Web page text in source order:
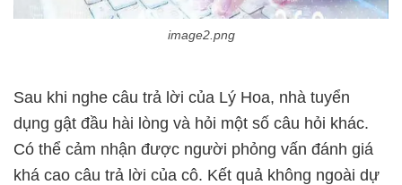
image2.png
dụng gật đầu hài lòng và hỏi một số câu hỏi khác.
Có thể cảm nhận được người phỏng vấn đánh giá
khá cao câu trả lời của cô. Kết quả không ngoài dự